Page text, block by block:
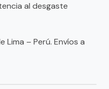
al desgaste
Lima – Perú. Envíos a